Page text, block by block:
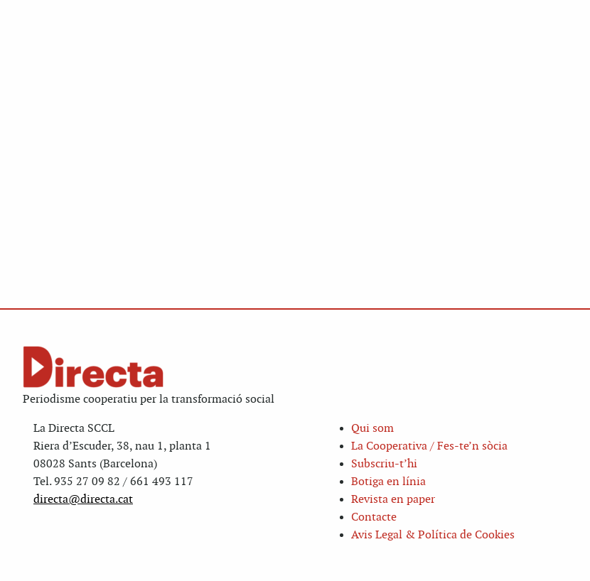
Periodisme cooperatiu per la transformació social
La Directa SCCL
Riera d’Escuder, 38, nau 1, planta 1
08028 Sants (Barcelona)
Tel. 935 27 09 82 / 661 493 117
directa@directa.cat
Qui som
La Cooperativa / Fes-te’n sòcia
Subscriu-t’hi
Botiga en línia
Revista en paper
Contacte
Avis Legal & Política de Cookies